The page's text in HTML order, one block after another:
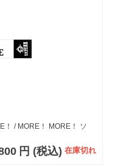
！ / MORE！ MORE！ ソ
円 (税込) 在庫切れ